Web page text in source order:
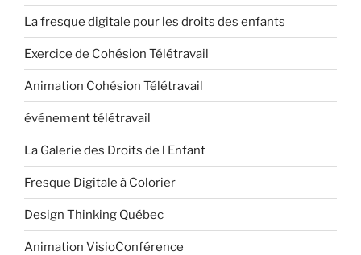
La fresque digitale pour les droits des enfants
Exercice de Cohésion Télétravail
Animation Cohésion Télétravail
événement télétravail
La Galerie des Droits de l Enfant
Fresque Digitale à Colorier
Design Thinking Québec
Animation VisioConférence